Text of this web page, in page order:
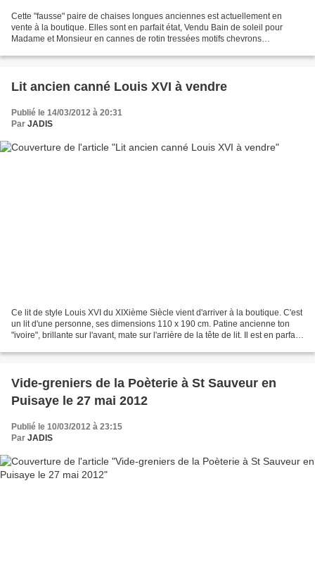
Cette "fausse" paire de chaises longues anciennes est actuellement en
vente à la boutique. Elles sont en parfait état, Vendu Bain de soleil pour
Madame et Monsieur en cannes de rotin tressées motifs chevrons
Lit ancien canné Louis XVI à vendre
Publié le 14/03/2012 à 20:31
Par JADIS
Ce lit de style Louis XVI du XIXième Siècle vient d'arriver à la boutique. C'est
un lit d'une personne, ses dimensions 110 x 190 cm. Patine ancienne ton
"ivoire", brillante sur l'avant, mate sur l'arrière de la tête de lit. Il est en parfait
Vide-greniers de la Poèterie à St Sauveur en
Puisaye le 27 mai 2012
Publié le 10/03/2012 à 23:15
Par JADIS